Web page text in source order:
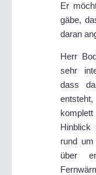
Er
gäbe,
daran
Herr
sehr
dass
Hinblick
rund
über